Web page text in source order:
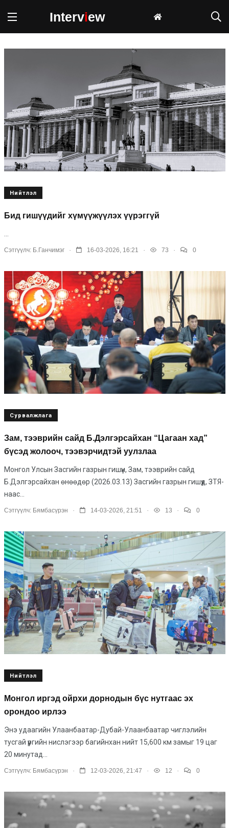
Interview
Нийтлэл
Бид гишүүдийг хүмүүжүүлэх үүрэггүй
Сэтгүүлч: Б.Ганчимэг . 16-03-2026, 16:21 . 73 . 0
Сурвалжлага
Зам, тээврийн сайд Б.Дэлгэрсайхан “Цагаан хад”
бүсэд жолооч, тээвэрчидтэй уулзлаа
Монгол Улсын Засгийн газрын гишүүн, Зам, тээврийн сайд
Б.Дэлгэрсайхан өнөөдөр (2026.03.13) Засгийн газрын гишүүд, ЗТЯ-
наас...
Сэтгүүлч: Бямбасүрэн . 14-03-2026, 21:51 . 13 . 0
Нийтлэл
Монгол иргэд ойрхи дорнодын бүс нутгаас эх
орондоо ирлээ
Энэ удаагийн Улаанбаатар-Дубай-Улаанбаатар чиглэлийн
тусгай үүргийн нислэгээр багийнхан нийт 15,600 км замыг 19 цаг
20 минутад...
Сэтгүүлч: Бямбасүрэн . 12-03-2026, 21:47 . 12 . 0